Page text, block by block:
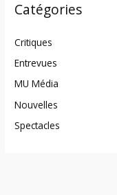
Catégories
Critiques
Entrevues
MU Média
Nouvelles
Spectacles